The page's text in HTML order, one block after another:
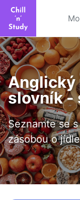
Skip
primary
navigation
Skip
content
Skip
footer
Anglický
slovník -
Seznamte se
zásobou o